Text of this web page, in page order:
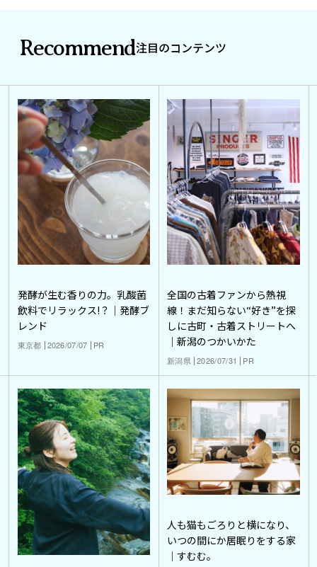
Recommend注目のコンテンツ
発酵が生む香りの力。乳酸菌
飲料でリラックス!？｜発酵ブ
レンド
東京都 2026/07/07 PR
全国の古着ファンから熱視
線！まだ知らない“好き”を探
しに古町・古着ストリートへ
｜新潟のつかいかた
新潟県 2026/07/31 PR
人も猫もごろりと横になり、
いつの間にか居眠りをする家
｜すむむ。